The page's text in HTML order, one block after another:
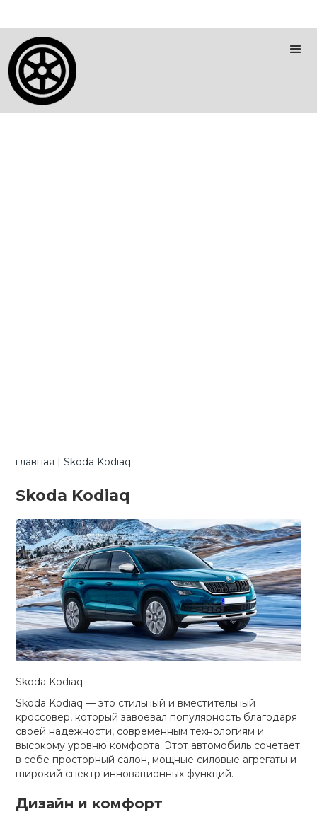
главная |Skoda Kodiaq
Skoda Kodiaq
Skoda Kodiaq
Skoda Kodiaq — это стильный и вместительный
кроссовер, который завоевал популярность благодаря
своей надежности, современным технологиям и
высокому уровню комфорта. Этот автомобиль сочетает
в себе просторный салон, мощные силовые агрегаты и
широкий спектр инновационных функций.
Дизайн и комфорт